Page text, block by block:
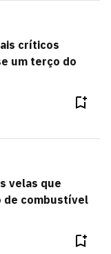
críticos
um terço do
velas que
de combustível